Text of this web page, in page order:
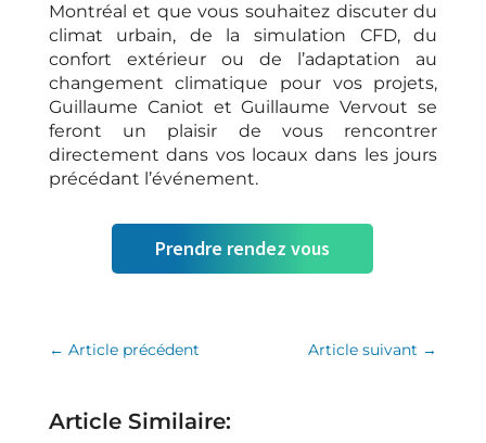
Montréal et que vous souhaitez discuter du
climat urbain, de la simulation CFD, du
confort extérieur ou de l’adaptation au
changement climatique pour vos projets,
Guillaume Caniot et Guillaume Vervout se
feront un plaisir de vous rencontrer
directement dans vos locaux dans les jours
précédant l’événement.
Prendre rendez vous
← Article précédent Article suivant →
Article Similaire: